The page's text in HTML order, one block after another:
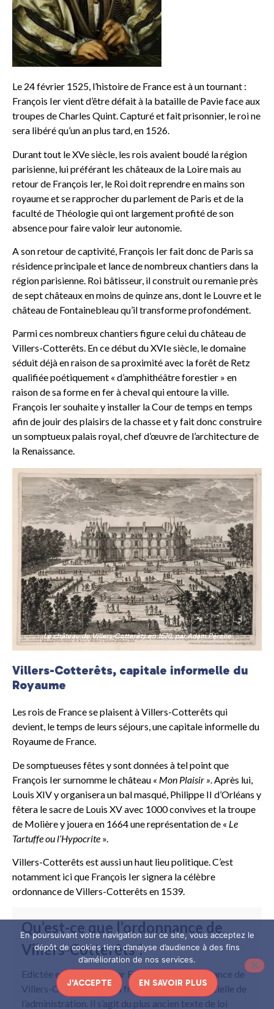
Le 24 février 1525, l’histoire de France est à un tournant :
François Ier vient d’être défait à la bataille de Pavie face aux
troupes de Charles Quint. Capturé et fait prisonnier, le roi ne
sera libéré qu’un an plus tard, en 1526.
Durant tout le XVe siècle, les rois avaient boudé la région
parisienne, lui préférant les châteaux de la Loire mais au
retour de François Ier, le Roi doit reprendre en mains son
royaume et se rapprocher du parlement de Paris et de la
faculté de Théologie qui ont largement profité de son
absence pour faire valoir leur autonomie.
A son retour de captivité, François Ier fait donc de Paris sa
résidence principale et lance de nombreux chantiers dans la
région parisienne. Roi bâtisseur, il construit ou remanie près
de sept châteaux en moins de quinze ans, dont le Louvre et le
château de Fontainebleau qu’il transforme profondément.
Parmi ces nombreux chantiers figure celui du château de
Villers-Cotterêts. En ce début du XVIe siècle, le domaine
séduit déjà en raison de sa proximité avec la forêt de Retz
qualifiée poétiquement « d’amphithéâtre forestier » en
raison de sa forme en fer à cheval qui entoure la ville.
François Ier souhaite y installer la Cour de temps en temps
afin de jouir des plaisirs de la chasse et y fait donc construire
un somptueux palais royal, chef d’œuvre de l’architecture de
la Renaissance.
Le château de Villers-Cotterêts en 1670, par Adam Pérelle
Villers-Cotterêts, capitale informelle du
Royaume
Les rois de France se plaisent à Villers-Cotterêts qui
devient, le temps de leurs séjours, une capitale informelle du
Royaume de France.
De somptueuses fêtes y sont données à tel point que
François Ier surnomme le château « Mon Plaisir » . Après lui,
Louis XIV y organisera un bal masqué, Philippe II d’Orléans y
fêtera le sacre de Louis XV avec 1000 convives et la troupe
de Molière y jouera en 1664 une représentation de « Le
Tartuffe ou l’Hypocrite ».
Villers-Cotterêts est aussi un haut lieu politique. C’est
notamment ici que François Ier signera la célèbre
ordonnance de Villers-Cotterêts en 1539.
Qu’est-ce que l’ordonnance de
Villers-Cotterêts ?
Edictée en août 1539 par François Ier, l’ordonnance de
Villers-Cotterêts fait du français la langue officielle de
l’administration. Il s’agit du plus ancien texte de loi
En poursuivant votre navigation sur ce site, vous acceptez le
dépôt de cookies tiers d’analyse d’audience à des fins
d’amélioration de nos services.
J'ACCEPTE EN SAVOIR PLUS